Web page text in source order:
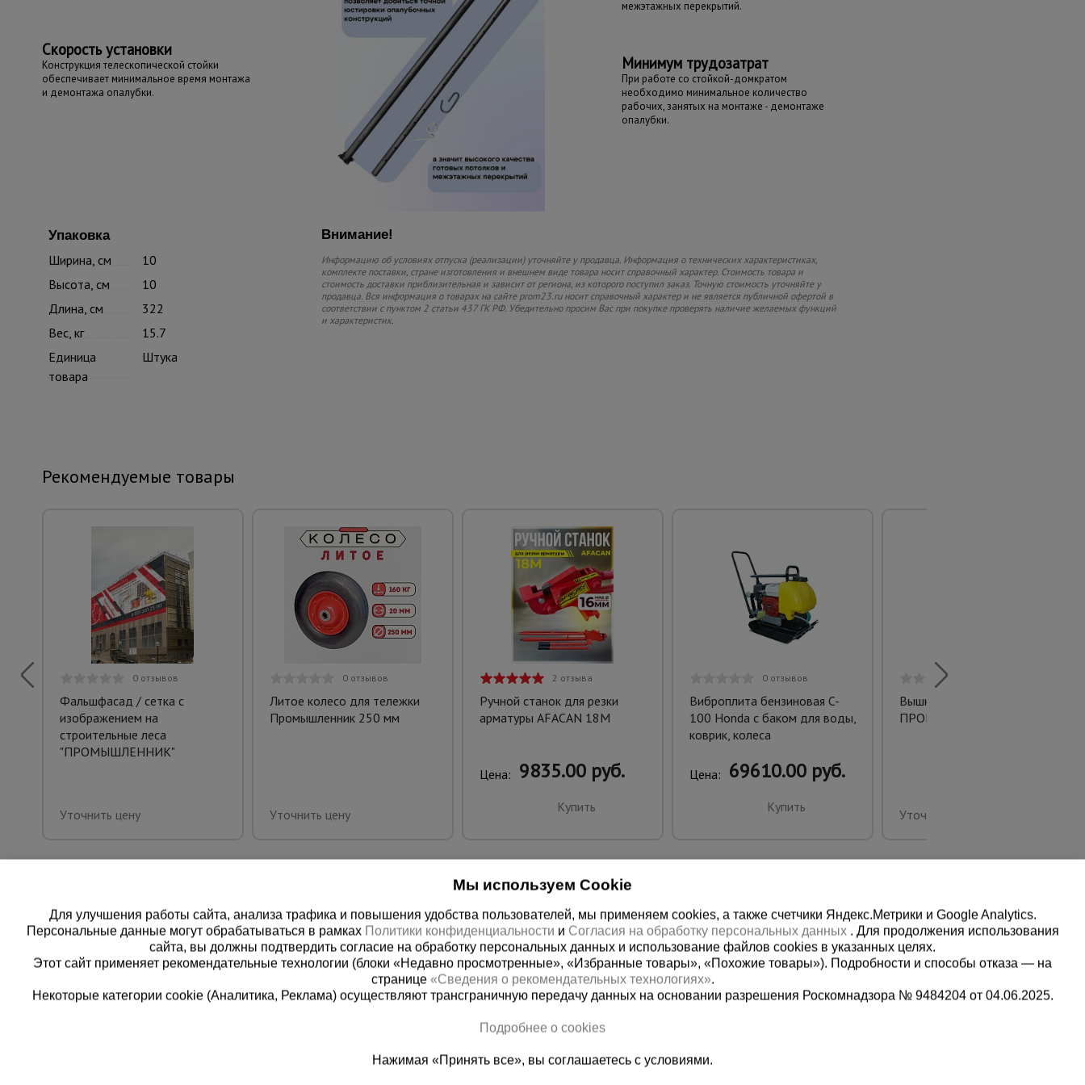
Скорость установки
Конструкция телескопической стойки
обеспечивает минимальное время монтажа
и демонтажа опалубки.
межэтажных перекрытий.
Минимум трудозатрат
При работе со стойкой-домкратом
необходимо минимальное количество
рабочих, занятых на монтаже - демонтаже
опалубки.
Упаковка
Ширина, см
10
Высота, см
10
Длина, см
322
Вес, кг
15.7
Единица
товара
Штука
Внимание!
Информацию об условиях отпуска (реализации) уточняйте у продавца. Информация о технических характеристиках,
комплекте поставки, стране изготовления и внешнем виде товара носит справочный характер. Стоимость товара и
стоимость доставки приблизительная и зависит от региона, из которого поступил заказ. Точную стоимость уточняйте у
продавца. Вся информация о товарах на сайте prom23.ru носит справочный характер и не является публичной офертой в
соответствии с пунктом 2 статьи 437 ГК РФ. Убедительно просим Вас при покупке проверять наличие желаемых функций
и характеристик.
Рекомендуемые товары
0 отзывов
Фальшфасад / сетка с
изображением на
строительные леса
"ПРОМЫШЛЕННИК"
Уточнить цену
0 отзывов
Литое колесо для тележки
Промышленник 250 мм
Уточнить цену
2 отзыва
Ручной станок для резки
арматуры AFACAN 18M
Цена: 9835.00 руб.
Купить
0 отзывов
Виброплита бензиновая C-
100 Honda с баком для воды,
коврик, колеса
Цена: 69610.00 руб.
Купить
Вышка-тура ВСП 2,0x2,0
ПРОМ, 14.8 м
Уточнить цену
8 (800) 200-25-90
Заказать звонок
+7 (938) 992-1-992
Заказать звонок
Мы в социальных сетях:
Мы используем Cookie
Для улучшения работы сайта, анализа трафика и повышения удобства пользователей, мы применяем cookies, а также счетчики Яндекс.Метрики и Google Analytics.
Персональные данные могут обрабатываться в рамках Политики конфиденциальности и Согласия на обработку персональных данных . Для продолжения использования
сайта, вы должны подтвердить согласие на обработку персональных данных и использование файлов cookies в указанных целях.
Этот сайт применяет рекомендательные технологии (блоки «Недавно просмотренные», «Избранные товары», «Похожие товары»). Подробности и способы отказа — на
странице «Сведения о рекомендательных технологиях».
Некоторые категории cookie (Аналитика, Реклама) осуществляют трансграничную передачу данных на основании разрешения Роскомнадзора № 9484204 от 04.06.2025.
Подробнее о cookies
Нажимая «Принять все», вы соглашаетесь с условиями.